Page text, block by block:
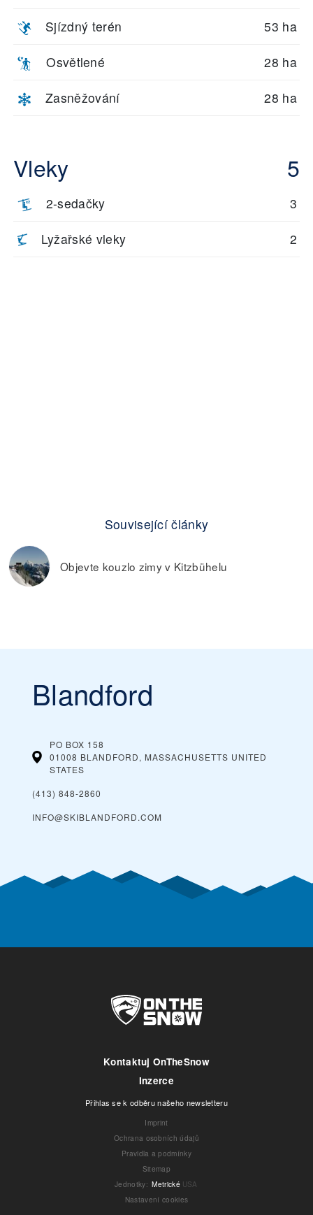
Sjízdný terén 53 ha
Osvětlené 28 ha
Zasněžování 28 ha
Vleky 5
2-sedačky 3
Lyžařské vleky 2
Související články
Objevte kouzlo zimy v Kitzbühelu
Blandford
PO BOX 158
01008 BLANDFORD, MASSACHUSETTS UNITED
STATES
(413) 848-2860
INFO@SKIBLANDFORD.COM
Kontaktuj OnTheSnow
Inzerce
Přihlas se k odběru našeho newsletteru
Imprint
Ochrana osobních údajů
Pravidla a podmínky
Sitemap
Jednotky: Metrické USA
Nastavení cookies